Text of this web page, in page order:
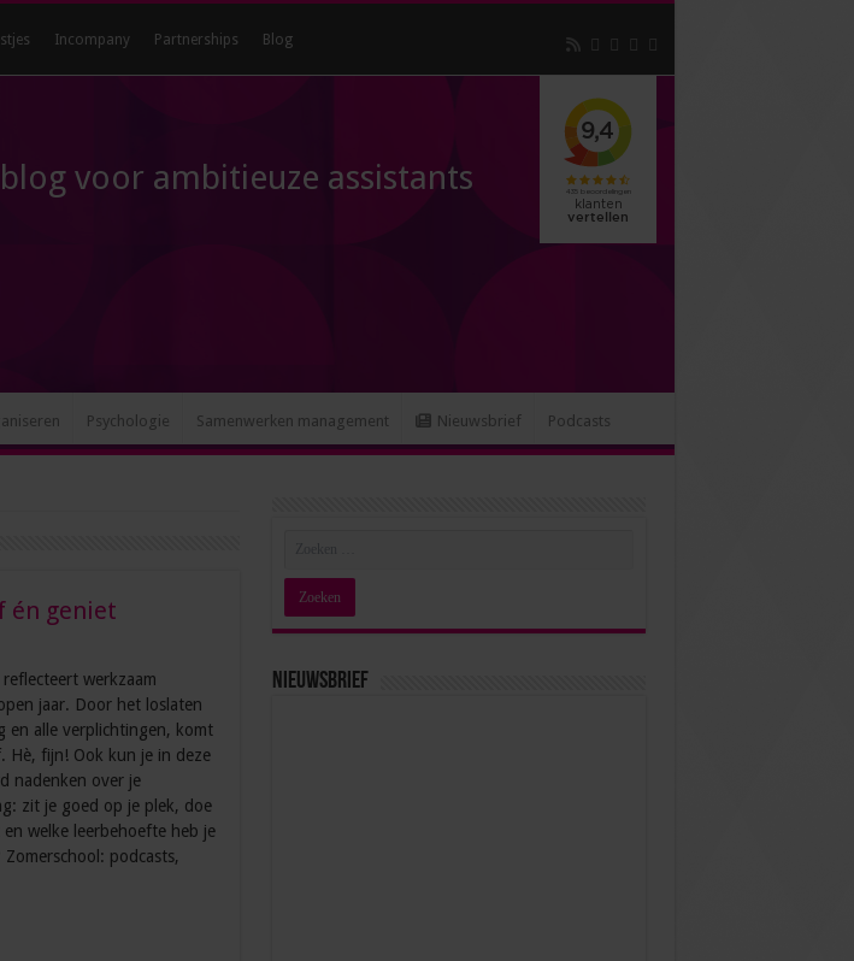
Incompany Partnerships Blog
voor ambitieuze assistants
Psychologie Samenwerken management Nieuwsbrief Podcasts
én geniet
werkzaam
jaar. Door het loslaten
en alle verplichtingen, komt
Hè, fijn! Ook kun je in deze
nadenken over je
zit je goed op je plek, doe
welke leerbehoefte heb je
podcasts,
Nieuwsbrief